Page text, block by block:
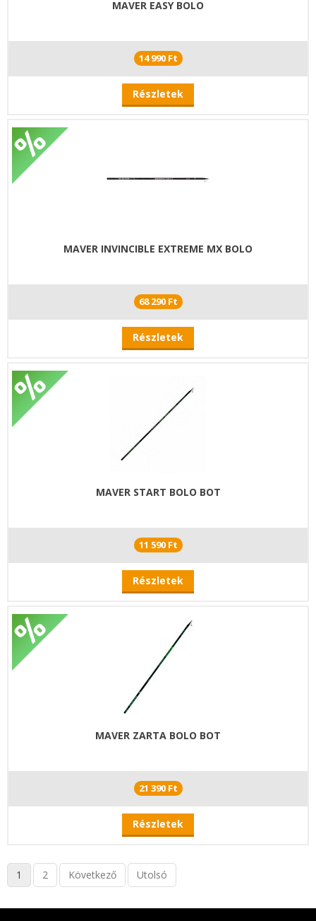
MAVER EASY BOLO
14 990 Ft
Részletek
MAVER INVINCIBLE EXTREME MX BOLO
68 290 Ft
Részletek
MAVER START BOLO BOT
11 590 Ft
Részletek
MAVER ZARTA BOLO BOT
21 390 Ft
Részletek
1 2 Következő Utolsó